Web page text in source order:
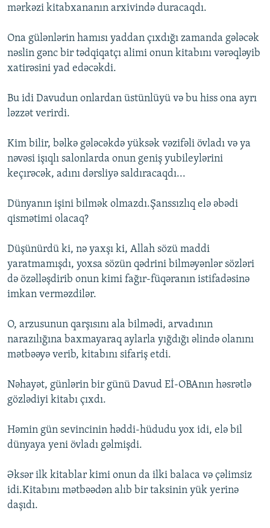
mərkəzi kitabxananın arxivində duracaqdı.
Ona gülənlərin hamısı yaddan çıxdığı zamanda gələcək
nəslin gənc bir tədqiqatçı alimi onun kitabını vərəqləyib
xatirəsini yad edəcəkdi.
Bu idi Davudun onlardan üstünlüyü və bu hiss ona ayrı
ləzzət verirdi.
Kim bilir, bəlkə gələcəkdə yüksək vəzifəli övladı və ya
nəvəsi işıqlı salonlarda onun geniş yubileylərini
keçırəcək, adını dərsliyə saldıracaqdı...
Dünyanın işini bilmək olmazdı.Şanssızlıq elə əbədi
qismətimi olacaq?
Düşünürdü ki, nə yaxşı ki, Allah sözü maddi
yaratmamışdı, yoxsa sözün qədrini bilməyənlər sözləri
də özəlləşdirib onun kimi fağır-füqəranın istifadəsinə
imkan verməzdilər.
O, arzusunun qarşısını ala bilmədi, arvadının
narazılığına baxmayaraq aylarla yığdığı əlində olanını
mətbəəyə verib, kitabını sifariş etdi.
Nəhayət, günlərin bir günü Davud Eİ-OBAnın həsrətlə
gözlədiyi kitabı çıxdı.
Həmin gün sevincinin həddi-hüdudu yox idi, elə bil
dünyaya yeni övladı gəlmişdi.
Əksər ilk kitablar kimi onun da ilki balaca və çəlimsiz
idi.Kitabını mətbəədən alıb bir taksinin yük yerinə
daşıdı.